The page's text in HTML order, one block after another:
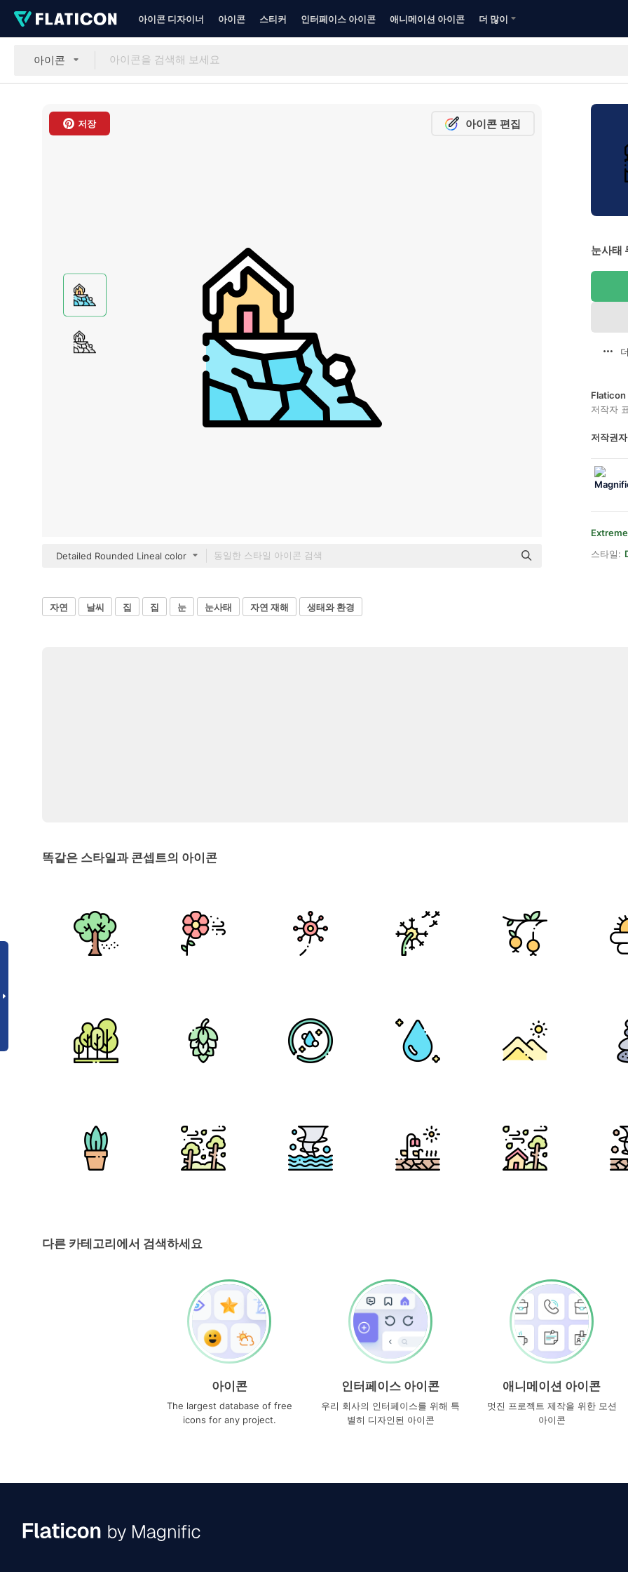
아이콘 디자이너 아이콘 스티커 인터페이스 아이콘 애니메이션 아이콘 더 많이
아이콘
저장 아이콘 편집
Detailed Rounded Lineal color
눈사태
Flaticon
저작자
저작권
스타일:
자연 날씨 집 집 눈 눈사태 자연 재해 생태와 환경
똑같은 스타일과 콘셉트의 아이콘
다른 카테고리에서 검색하세요
아이콘
The largest database of free
icons for any project.
인터페이스 아이콘
우리 회사의 인터페이스를 위해 특
별히 디자인된 아이콘
애니메이션 아이콘
멋진 프로젝트 제작을 위한 모션
아이콘